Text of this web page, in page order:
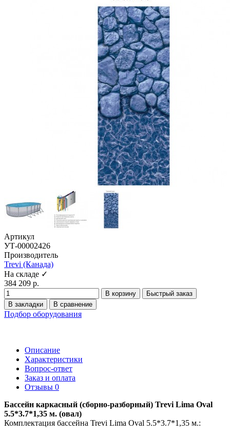
Артикул
УТ-00002426
Производитель
Trevi (Канада)
На складе ✓
384 209 р.
В корзину
Быстрый заказ
В закладки
В сравнение
Подбор оборудования
Описание
Характеристики
Вопрос-ответ
Заказ и оплата
Отзывы 0
Бассейн каркасный (сборно-разборный) Trevi Lima Oval
5.5*3.7*1,35 м. (овал)
Комплектация бассейна Trevi Lima Oval 5.5*3.7*1,35 м.: